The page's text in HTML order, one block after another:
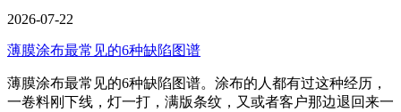
2026-07-22
薄膜涂布最常见的6种缺陷图谱
薄膜涂布最常见的6种缺陷图谱。涂布的人都有过这种经历，
一卷料刚下线，灯一打，满版条纹，又或者客户那边退回来一